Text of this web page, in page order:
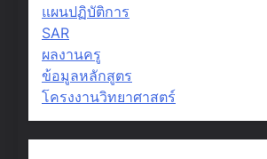
แผนปฏิบัติการ
SAR
ผลงานครู
ข้อมูลหลักสูตร
โครงงานวิทยาศาสตร์